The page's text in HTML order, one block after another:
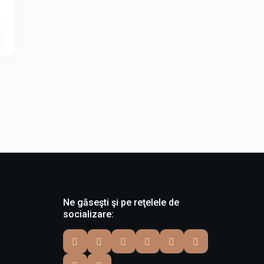
Ne găseşti şi pe reţelele de
socializare: